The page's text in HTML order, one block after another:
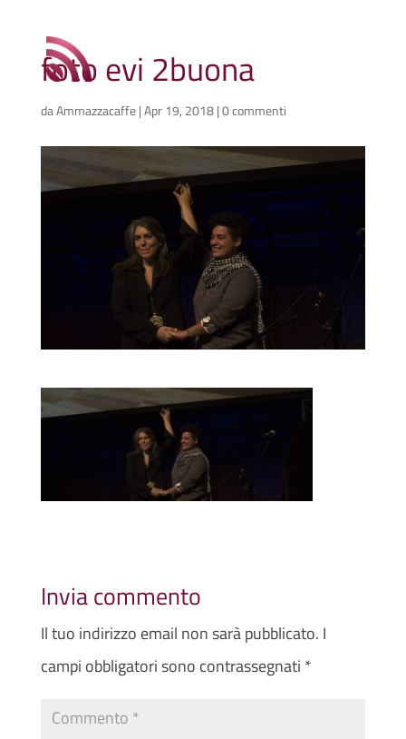
foto evi 2buona
daAmmazzacaffe|Apr 19, 2018|0 commenti
Invia commento
Il tuo indirizzo email non sarà pubblicato. I
campi obbligatori sono contrassegnati *